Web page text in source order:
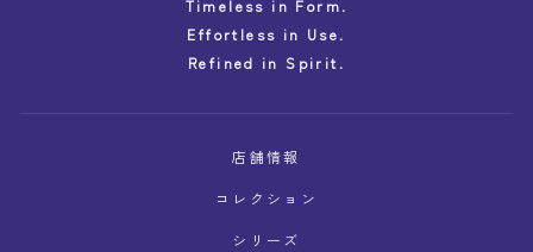
Timeless in Form.
Effortless in Use.
Refined in Spirit.
店舗情報
コレクション
シリーズ